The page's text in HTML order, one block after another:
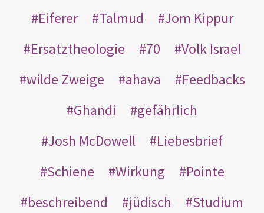
Eiferer
Talmud
Jom Kippur
Ersatztheologie
70
Volk Israel
wilde Zweige
ahava
Feedbacks
Ghandi
gefährlich
Josh McDowell
Liebesbrief
Schiene
Wirkung
Pointe
beschreibend
jüdisch Studium